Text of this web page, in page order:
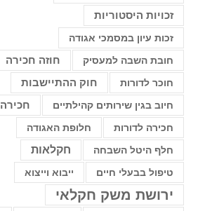
זכויות היסטוריות
זכות עיון במסמכי אגודה
חובת השבה למעסיק
חוזה חכירה
חוכר לדורות חוק ההתיישבות
חיוב בגין שירותים קהילתיים
חכירה
חכירה לדורות
חלופת האגודה
חלף היטל השבחה
חקלאות
טיפול בבעלי חיים ייבוא וייצוא
ירושת משק חקלאי